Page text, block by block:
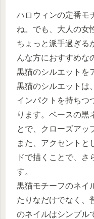
ハロウィンの定番モ
ね。でも、大人の女
ちょっと派手過ぎる
んな方におすすめな
黒猫のシルエットを
黒猫のシルエットは
インパクトを持ちつ
ります。ベースの黒
とで、クローズアッ
また、アクセントと
ドで描くことで、さ
す。
黒猫モチーフのネイ
たりなだけでなく、
のネイルはシンプル